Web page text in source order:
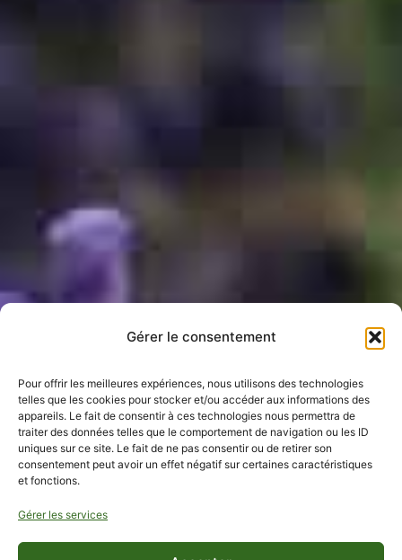
Gérer le consentement
Pour offrir les meilleures expériences, nous utilisons des technologies
telles que les cookies pour stocker et/ou accéder aux informations des
appareils. Le fait de consentir à ces technologies nous permettra de
traiter des données telles que le comportement de navigation ou les ID
uniques sur ce site. Le fait de ne pas consentir ou de retirer son
consentement peut avoir un effet négatif sur certaines caractéristiques
et fonctions.
Gérer les services